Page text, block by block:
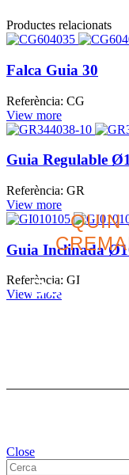
Productes relacionats
Falca Guia 30
Referència: CG
View more
Guia Regulable
Referència: GR
View more
Guia Inclinada
Referència: GI
View more
QUIN
Close